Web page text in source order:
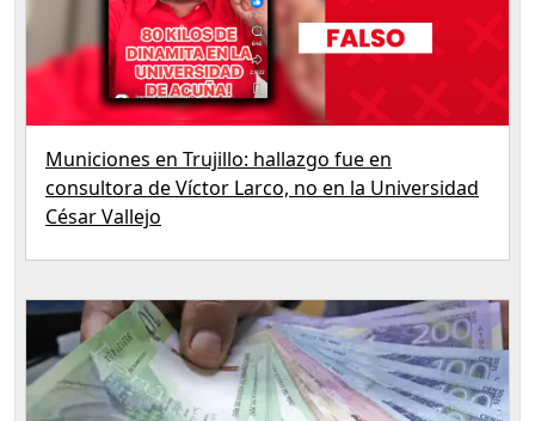
Municiones en Trujillo: hallazgo fue en
consultora de Víctor Larco, no en la Universidad
César Vallejo